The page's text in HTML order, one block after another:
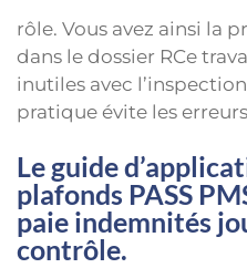
rôle. Vous avez ainsi la
dans le dossier RCe
inutiles avec
pratique évite les erreurs
Le guide
plafonds PASS
paie indemnités
contrôle.